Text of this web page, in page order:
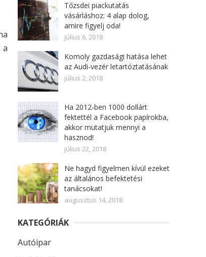
a
Tőzsdei piackutatás
vásárláshoz: 4 alap dolog,
amire figyelj oda!
július 6, 2018
Komoly gazdasági hatása lehet
az Audi-vezér letartóztatásának
július 2, 2018
Ha 2012-ben 1000 dollárt
fektettél a Facebook papírokba,
akkor mutatjuk mennyi a
hasznod!
július 22, 2018
Ne hagyd figyelmen kívül ezeket
az általános befektetési
tanácsokat!
augusztus 14, 2018
KATEGÓRIÁK
Autóipar